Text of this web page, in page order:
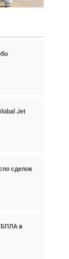
Jet
сделок
БПЛА в
в
подъём,
к